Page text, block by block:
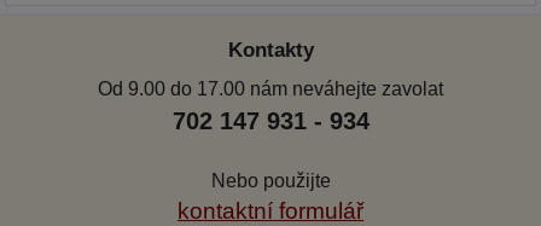
Kontakty
Od 9.00 do 17.00 nám neváhejte zavolat
702 147 931 - 934
Nebo použijte
kontaktní formulář